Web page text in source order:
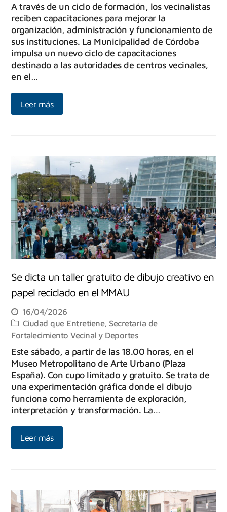
A través de un ciclo de formación, los vecinalistas
reciben capacitaciones para mejorar la
organización, administración y funcionamiento de
sus instituciones. La Municipalidad de Córdoba
impulsa un nuevo ciclo de capacitaciones
destinado a las autoridades de centros vecinales,
en el…
Leer más
Se dicta un taller gratuito de dibujo creativo en
papel reciclado en el MMAU
16/04/2026
Ciudad que Entretiene, Secretaría de
Fortalecimiento Vecinal y Deportes
Este sábado, a partir de las 18.00 horas, en el
Museo Metropolitano de Arte Urbano (Plaza
España). Con cupo limitado y gratuito. Se trata de
una experimentación gráfica donde el dibujo
funciona como herramienta de exploración,
interpretación y transformación. La…
Leer más